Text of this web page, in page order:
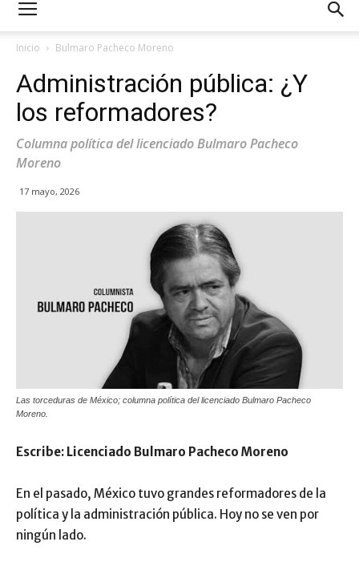
Inicio Bulmaro Pacheco Moreno
Administración pública: ¿Y
los reformadores?
Columna política del licenciado Bulmaro Pacheco
Moreno
17 mayo, 2026
Las torceduras de México; columna política del licenciado Bulmaro Pacheco
Moreno.
Escribe: Licenciado Bulmaro Pacheco Moreno
En el pasado, México tuvo grandes reformadores de la
política y la administración pública. Hoy no se ven por
ningún lado.